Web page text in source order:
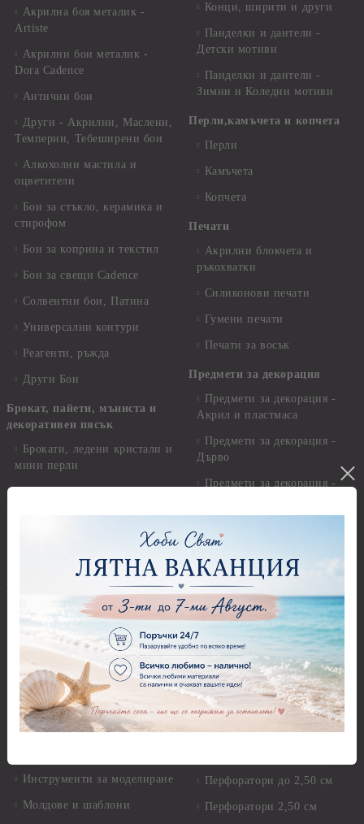
Акрилна боя металик -
Artiste
Акрилни бои металик -
Dora Cadence
Антични бои
Други - Акрилни, Маслени,
Темперни, Тебеширени бои
Алкохолни мастила и
оцветители
Бои за стъкло, керамика и
стирофом
Бои за коприна и текстил
Бои за свещи Cadence
Солвентни бои, Патина
Универсални контури
Реагенти, ръжда
Други Бои
Брокат, пайети, мъниста и
декоративен пясък
Брокати, ледени кристали и
мини перли
Висулки
Глина,Гипс, Калъпи,
Елементи, Инструменти
Керамична смес за отливки
Керамични елементи
Елементи от полимерна
глина и полирезин
Инструменти за моделиране
Молдове и шаблони
Конци, ширити и други
Панделки и дантели -
Детски мотиви
Панделки и дантели -
Зимни и Коледни мотиви
Перли,камъчета и копчета
Перли
Камъчета
Копчета
Печати
Акрилни блокчета и
ръкохватки
Силиконови печати
Гумени печати
Печати за восък
Предмети за декорация
Предмети за декорация -
Акрил и пластмаса
Предмети за декорация -
Дърво
Предмети за декорация -
МДФ
Предмети за декорация -
Керамика и метал
Предмети за декорация -
Стирофом
Предмети за декорация -
Стъкло
Предмети за декорация -
Плат, органза, зебло,
Перфоратори до 2,50 см
Перфоратори 2,50 см